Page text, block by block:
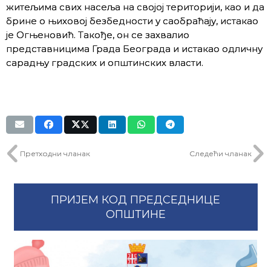
житељима свих насеља на својој територији, као и да
брине о њиховој безбедности у саобраћају, истакао
је Огњеновић. Такође, он се захвалио
представницима Града Београда и истакао одличну
сарадњу градских и општинских власти.
Претходни чланак Следећи чланак
ПРИЈЕМ КОД ПРЕДСЕДНИЦЕ
ОПШТИНЕ